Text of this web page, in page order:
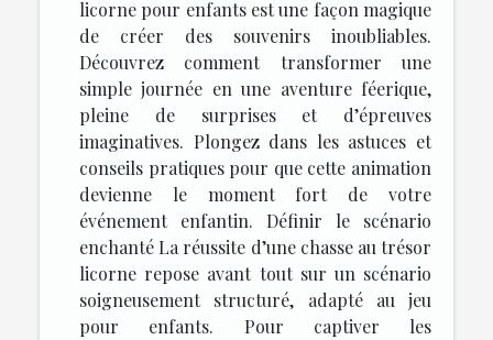
licorne pour enfants est une façon magique
de créer des souvenirs inoubliables.
Découvrez comment transformer une
simple journée en une aventure féerique,
pleine de surprises et d’épreuves
imaginatives. Plongez dans les astuces et
conseils pratiques pour que cette animation
devienne le moment fort de votre
événement enfantin. Définir le scénario
enchanté La réussite d’une chasse au trésor
licorne repose avant tout sur un scénario
soigneusement structuré, adapté au jeu
pour enfants. Pour captiver les